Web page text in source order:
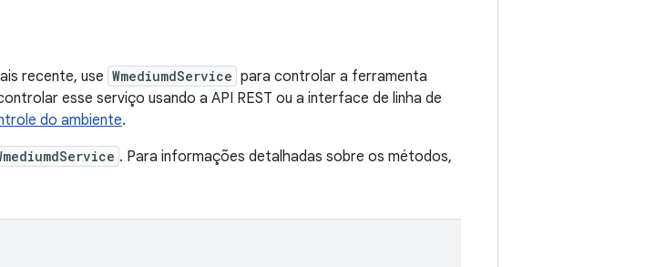
recente, use WmediumdService para controlar a ferramenta
esse serviço usando a API REST ou a interface de linha de
do ambiente.
. Para informações detalhadas sobre os métodos,